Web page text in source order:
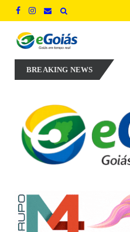
BREAKING NEWS
Perillo aposta em experiência,